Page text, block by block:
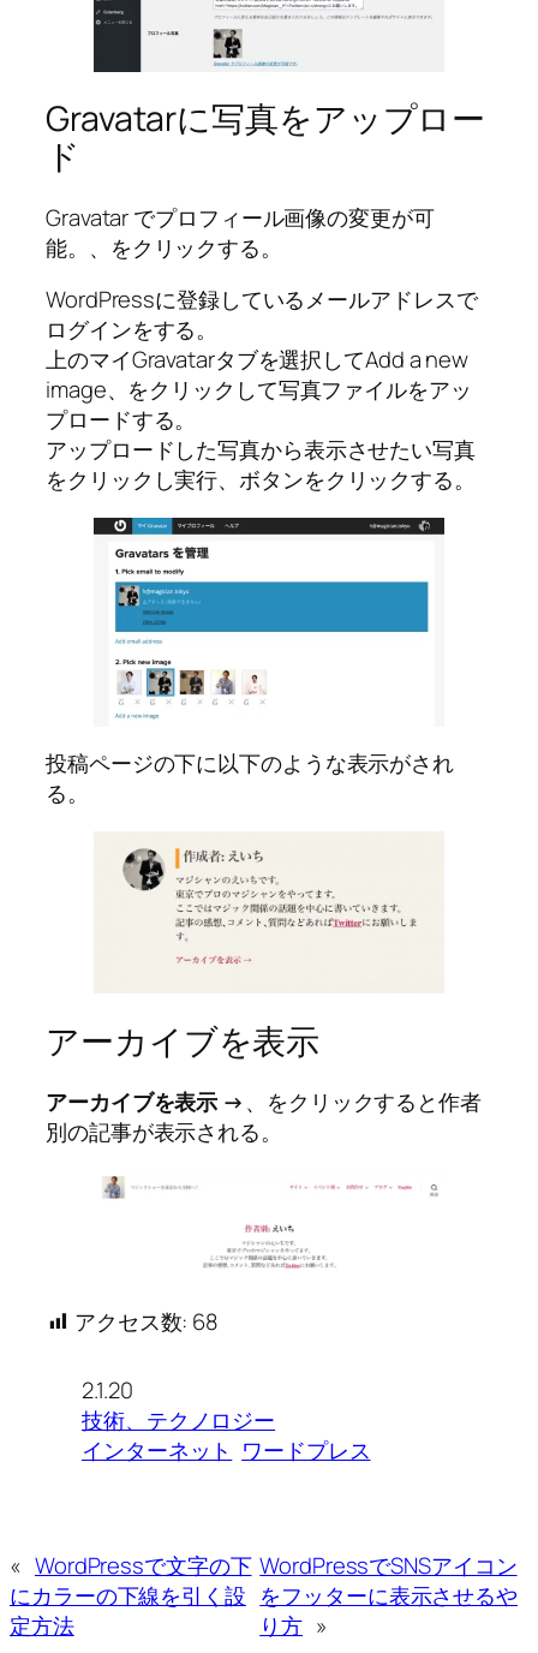
Gravatarに写真をアップロー
ド
Gravatar でプロフィール画像の変更が可
能。、をクリックする。
WordPressに登録しているメールアドレスで
ログインをする。
上のマイGravatarタブを選択してAdd a new
image、をクリックして写真ファイルをアッ
プロードする。
アップロードした写真から表示させたい写真
をクリックし実行、ボタンをクリックする。
投稿ページの下に以下のような表示がされ
る。
アーカイブを表示
アーカイブを表示 →、をクリックすると作者
別の記事が表示される。
アクセス数: 68
2.1.20
技術、テクノロジー
インターネット ワードプレス
« WordPressで文字の下
にカラーの下線を引く設
定方法
WordPressでSNSアイコン
をフッターに表示させるや
り方 »